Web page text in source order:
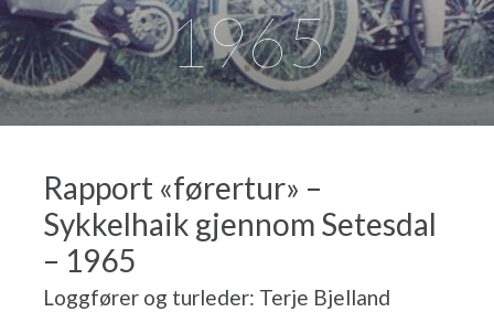
1965
Rapport «førertur» –
Sykkelhaik gjennom Setesdal
– 1965
Loggfører og turleder: Terje Bjelland